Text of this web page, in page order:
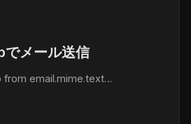
メール送信
email.mime.text…